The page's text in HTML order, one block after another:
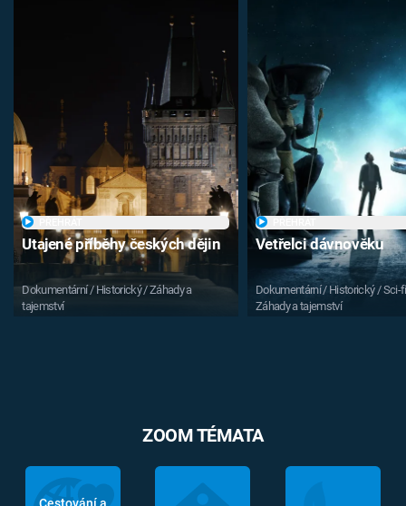
Utajené příběhy českých dějin
Dokumentární / Historický / Záhady a
tajemství
Vetřelci dávnověku
Dokumentární / Historický / Sci-
Záhady a tajemství
ZOOM TÉMATA